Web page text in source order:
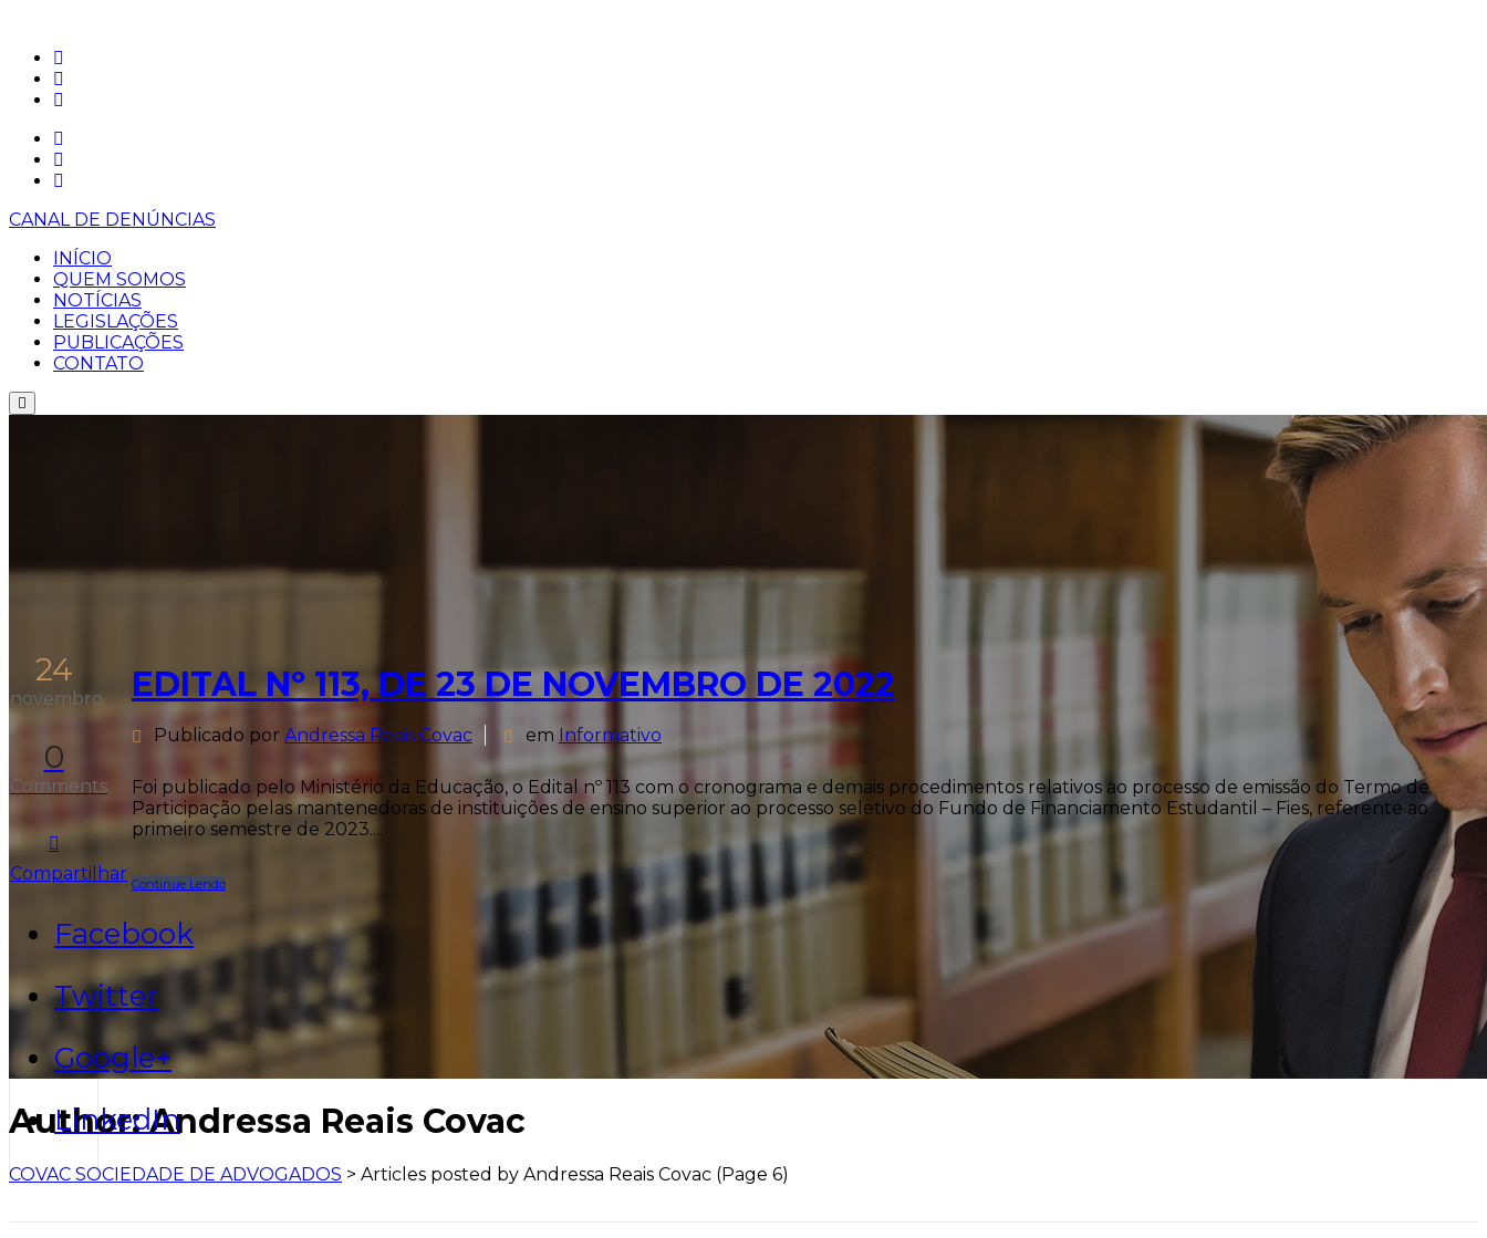
CANAL DE DENÚNCIAS
INÍCIO
QUEM SOMOS
NOTÍCIAS
LEGISLAÇÕES
PUBLICAÇÕES
CONTATO
Author: Andressa Reais Covac
COVAC SOCIEDADE DE ADVOGADOS > Articles posted by Andressa Reais Covac (Page 6)
24
novembro
0
Comments
Compartilhar
Facebook
Twitter
Google+
LinkedIn
EDITAL Nº 113, DE 23 DE NOVEMBRO DE 2022
Publicado por Andressa Reais Covac em Informativo
Foi publicado pelo Ministério da Educação, o Edital nº 113 com o cronograma e demais procedimentos relativos ao processo de emissão do Termo de
Participação pelas mantenedoras de instituições de ensino superior ao processo seletivo do Fundo de Financiamento Estudantil – Fies, referente ao
primeiro semestre de 2023....
Continue Lendo